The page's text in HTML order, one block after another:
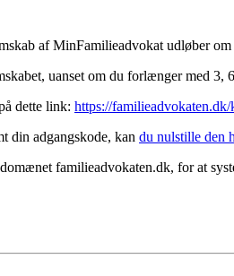
af MinFamilieadvokat udløber
uanset om du forlænger med 3,
dette link: https://
din adgangskode, kan du nulstille den
familieadvokaten.dk, for at